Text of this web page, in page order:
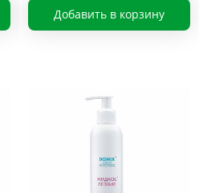
Добавить в корзину